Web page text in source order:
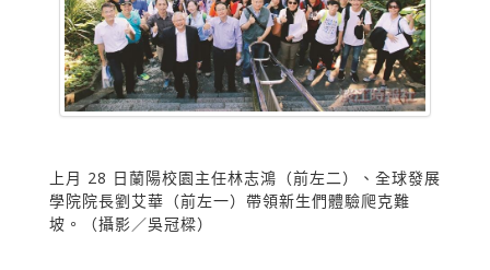
上月 28 日蘭陽校園主任林志鴻（前左二）、全球發展
學院院長劉艾華（前左一）帶領新生們體驗爬克難
坡。（攝影／吳冠樑）